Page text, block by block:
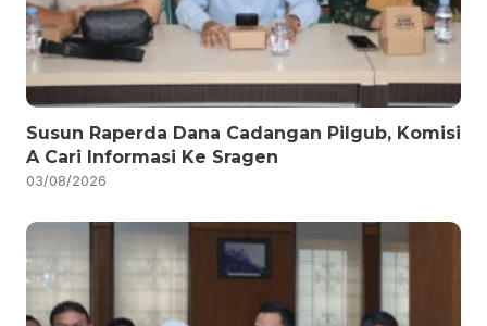
Susun Raperda Dana Cadangan Pilgub, Komisi
A Cari Informasi Ke Sragen
03/08/2026